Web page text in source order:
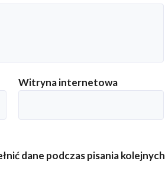
Witryna internetowa
dane podczas pisania kolejnych